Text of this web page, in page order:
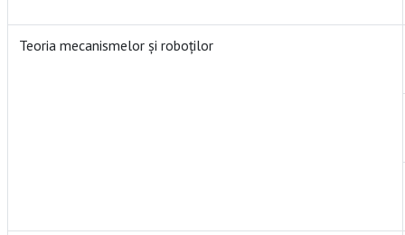
Teoria mecanismelor și roboților